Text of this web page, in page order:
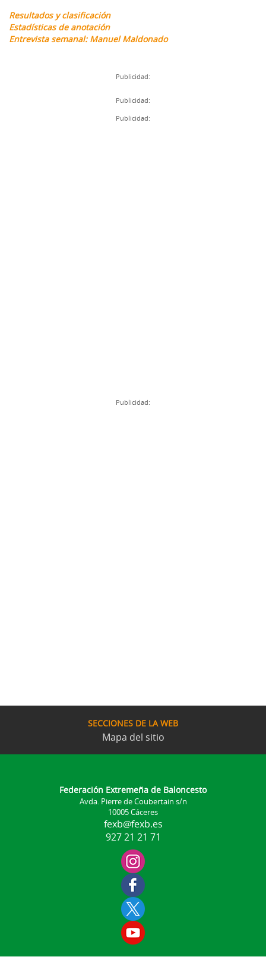
Resultados y clasificación
Estadísticas de anotación
Entrevista semanal: Manuel Maldonado
Publicidad:
Publicidad:
Publicidad:
Publicidad:
SECCIONES DE LA WEB
Mapa del sitio
Federación Extremeña de Baloncesto
Avda. Pierre de Coubertain s/n
10005 Cáceres
fexb@fexb.es
927 21 21 71